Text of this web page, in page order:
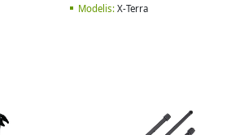
Modelis: X-Terra